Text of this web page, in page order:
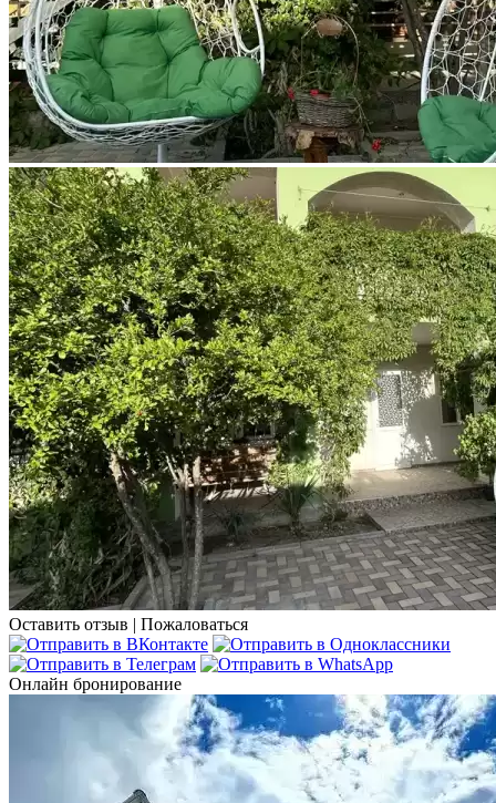
Оставить отзыв | Пожаловаться
Онлайн бронирование